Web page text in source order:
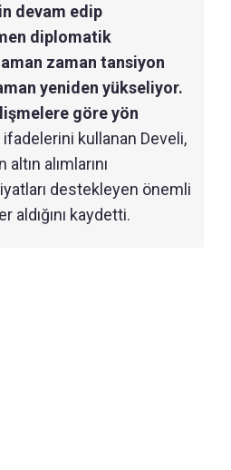
devam edip
diplomatik
zaman tansiyon
yeniden yükseliyor.
göre yön
ifadelerini kullanan Develi,
alımlarını
destekleyen önemli
aldığını kaydetti.